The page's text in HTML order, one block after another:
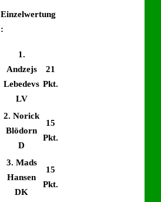
Einzelwertung
:
1.
Andzejs
Lebedevs
LV
21
Pkt.
2. Norick
Blödorn
D
15
Pkt.
3. Mads
Hansen
DK
15
Pkt.